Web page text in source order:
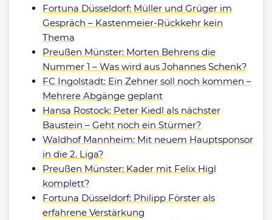
Fortuna Düsseldorf: Müller und Grüger im
Gespräch – Kastenmeier-Rückkehr kein
Thema
Preußen Münster: Morten Behrens die
Nummer 1 – Was wird aus Johannes Schenk?
FC Ingolstadt: Ein Zehner soll noch kommen –
Mehrere Abgänge geplant
Hansa Rostock: Peter Kiedl als nächster
Baustein – Geht noch ein Stürmer?
Waldhof Mannheim: Mit neuem Hauptsponsor
in die 2. Liga?
Preußen Münster: Kader mit Felix Higl
komplett?
Fortuna Düsseldorf: Philipp Förster als
erfahrene Verstärkung